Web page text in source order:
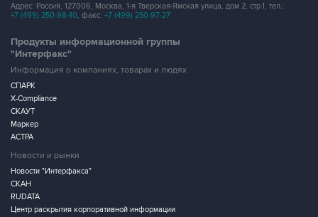
Адрес: Россия, 127006, Москва, 1-я Тверская-Ямская улица, дом 2, стр.1, тел.:
+7 (499) 250-98-40, факс: +7 (499) 250-97-27
Продукты информационной группы
"Интерфакс"
Информация о компаниях, товарах и людях
СПАРК
X-Compliance
СКАУТ
Маркер
АСТРА
Новости и рынки
Новости "Интерфакса"
СКАН
RUDATA
Центр раскрытия корпоративной информации